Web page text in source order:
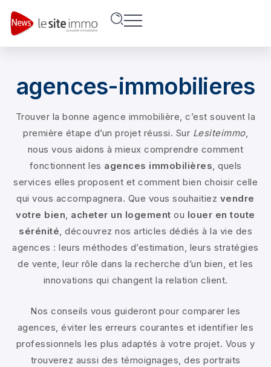
agences-immobilieres
Trouver la bonne agence immobilière, c’est souvent la
première étape d’un projet réussi. Sur Lesiteimmo,
nous vous aidons à mieux comprendre comment
fonctionnent les agences immobilières, quels
services elles proposent et comment bien choisir celle
qui vous accompagnera. Que vous souhaitiez vendre
votre bien, acheter un logement ou louer en toute
sérénité, découvrez nos articles dédiés à la vie des
agences : leurs méthodes d’estimation, leurs stratégies
de vente, leur rôle dans la recherche d’un bien, et les
innovations qui changent la relation client.
Nos conseils vous guideront pour comparer les
agences, éviter les erreurs courantes et identifier les
professionnels les plus adaptés à votre projet. Vous y
trouverez aussi des témoignages, des portraits